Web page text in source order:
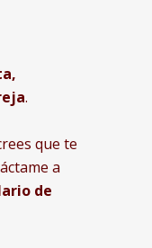
.
que te
a
de